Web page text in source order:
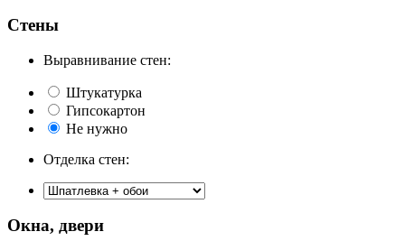
Стены
Выравнивание стен:
Штукатурка
Гипсокартон
Не нужно
Отделка стен:
Окна, двери